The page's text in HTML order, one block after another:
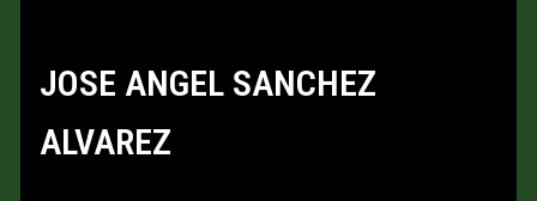
JOSE ANGEL SANCHEZ
ALVAREZ